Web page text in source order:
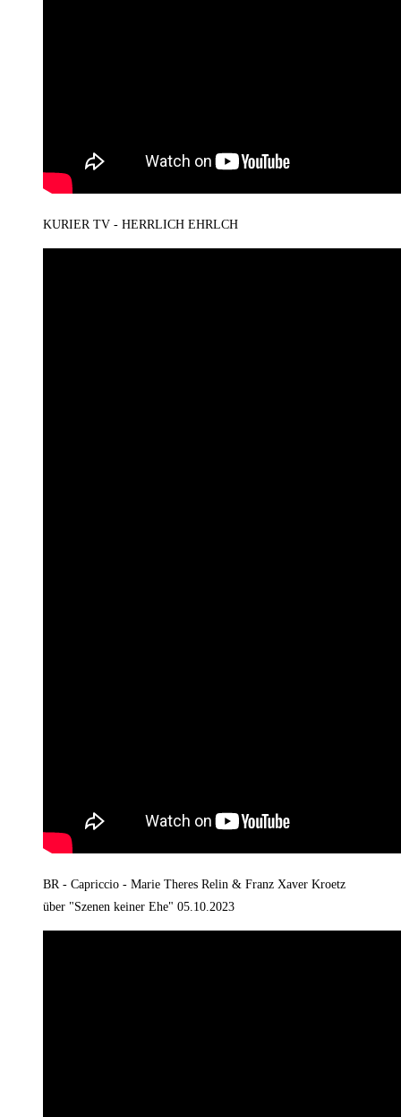
KURIER TV - HERRLICH EHRLCH
BR - Capriccio - Marie Theres Relin & Franz Xaver Kroetz
über "Szenen keiner Ehe" 05.10.2023